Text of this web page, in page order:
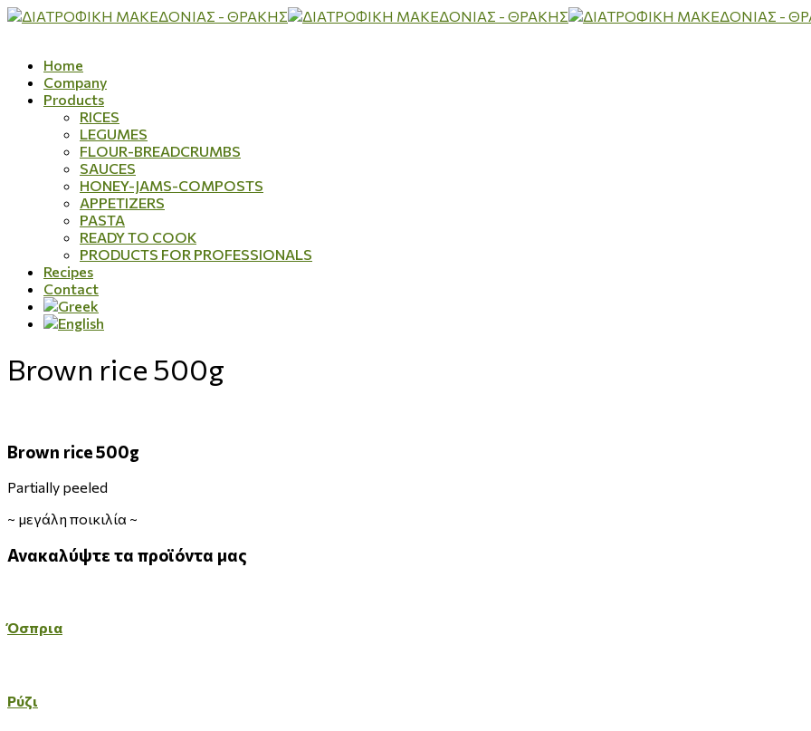
Home
Company
Products
RICES
LEGUMES
FLOUR-BREADCRUMBS
SAUCES
HONEY-JAMS-COMPOSTS
APPETIZERS
PASTA
READY TO COOK
PRODUCTS FOR PROFESSIONALS
Recipes
Contact
Brown rice 500g
Brown rice 500g
Partially peeled
~ μεγάλη ποικιλία ~
Ανακαλύψτε τα προϊόντα μας
Όσπρια
Ρύζι